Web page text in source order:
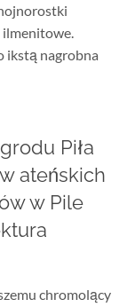
ilmenitowe.
ikstą nagrobna
Piła
ateńskich
w Pile
chromolący